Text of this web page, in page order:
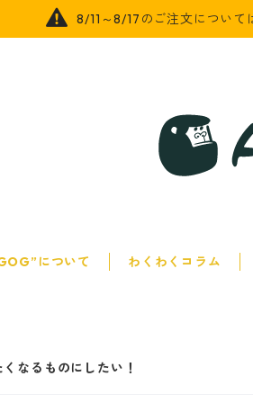
8/11～8/17のご注文について
について わくわくコラム
なるものにしたい！